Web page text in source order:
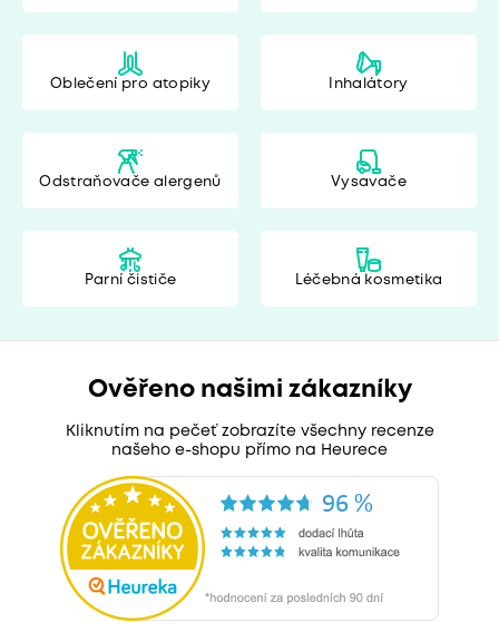
Oblečení pro atopiky Inhalátory
Odstraňovače alergenů Vysavače
Parní čističe Léčebná kosmetika
Ověřeno našimi zákazníky
Kliknutím na pečeť zobrazíte všechny recenze
našeho e-shopu přímo na Heurece